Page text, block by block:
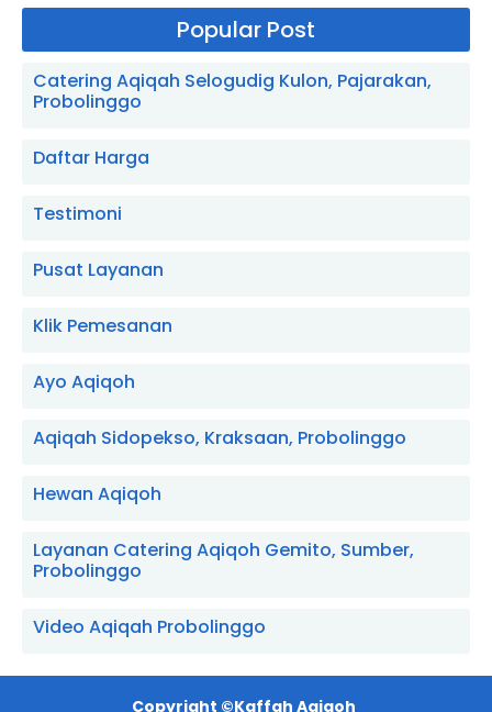
Popular Post
Catering Aqiqah Selogudig Kulon, Pajarakan,
Probolinggo
Daftar Harga
Testimoni
Pusat Layanan
Klik Pemesanan
Ayo Aqiqoh
Aqiqah Sidopekso, Kraksaan, Probolinggo
Hewan Aqiqoh
Layanan Catering Aqiqoh Gemito, Sumber,
Probolinggo
Video Aqiqah Probolinggo
Copyright ©Kaffah Aqiqoh